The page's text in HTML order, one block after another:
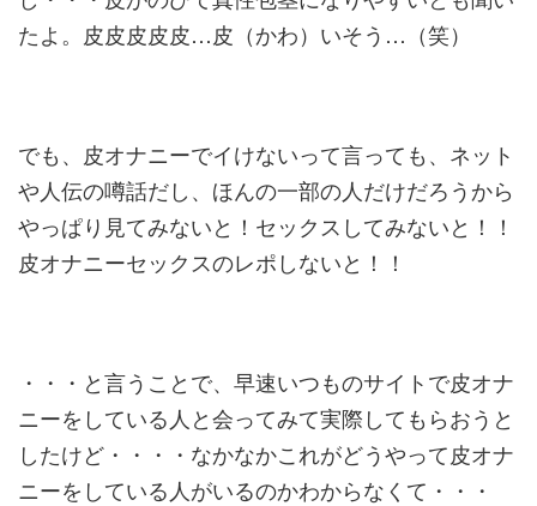
たよ。皮皮皮皮皮…皮（かわ）いそう…（笑）
でも、皮オナニーでイけないって言っても、ネット
や人伝の噂話だし、ほんの一部の人だけだろうから
やっぱり見てみないと！セック スしてみないと！！
皮オナニーセックスのレポしないと！！
・・・と言うことで、早速いつものサイトで皮オナ
ニーをしている 人と会ってみて実際してもらおうと
したけど・・・・なかなかこれがどうやって皮オナ
ニーをしている人がいるのかわからなくて・・ ・